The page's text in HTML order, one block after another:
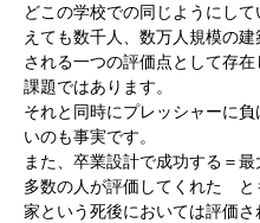
どこの学校での同じようにし
えても数千人、数万人規模の
される一つの評価点として存在
課題ではあります。
それと同時にプレッシャーに
いのも事実です。
また、卒業設計で成功する＝
多数の人が評価してくれた　
家という死後においては評価さ